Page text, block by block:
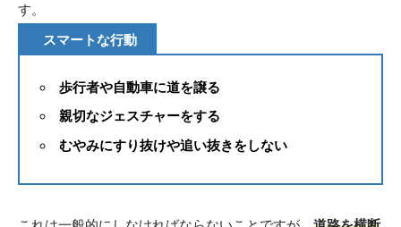
す。
スマートな行動
歩行者や自動車に道を譲る
親切なジェスチャーをする
むやみにすり抜けや追い抜きをしない